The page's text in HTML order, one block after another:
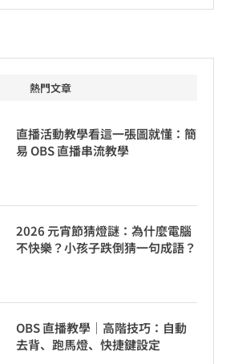
熱門文章
直播活動教學看這一張圖就懂：簡
易 OBS 直播串流教學
2026 元宵節猜燈謎：為什麼電腦
不快樂？小孩子跌倒猜一句成語？
OBS 直播教學｜高階技巧：自動
去背、跑馬燈、快捷鍵設定